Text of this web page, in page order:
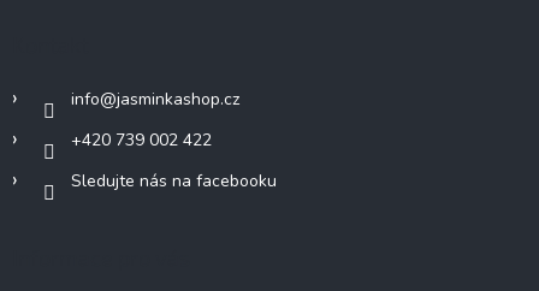
info@jasminkashop.cz
+420 739 002 422
Sledujte nás na facebooku